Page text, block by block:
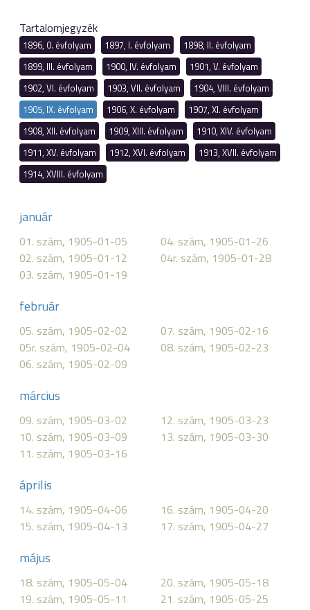
Tartalomjegyzék
1896, 0. évfolyam 1897, I. évfolyam
1898, II. évfolyam
1899, III. évfolyam
1900, IV. évfolyam
1901, V. évfolyam
1902, VI. évfolyam
1903, VII. évfolyam
1904, VIII. évfolyam
1905, IX. évfolyam
1906, X. évfolyam
1907, XI. évfolyam
1908, XII. évfolyam
1909, XIII. évfolyam
1910, XIV. évfolyam
1911, XV. évfolyam
1912, XVI. évfolyam
1913, XVII. évfolyam
1914, XVIII. évfolyam
január
01. szám, 1905-01-05
02. szám, 1905-01-12
03. szám, 1905-01-19
04. szám, 1905-01-26
04r. szám, 1905-01-28
február
05. szám, 1905-02-02
05r. szám, 1905-02-04
06. szám, 1905-02-09
07. szám, 1905-02-16
08. szám, 1905-02-23
március
09. szám, 1905-03-02
10. szám, 1905-03-09
11. szám, 1905-03-16
12. szám, 1905-03-23
13. szám, 1905-03-30
április
14. szám, 1905-04-06
15. szám, 1905-04-13
16. szám, 1905-04-20
17. szám, 1905-04-27
május
18. szám, 1905-05-04
19. szám, 1905-05-11
20. szám, 1905-05-18
21. szám, 1905-05-25